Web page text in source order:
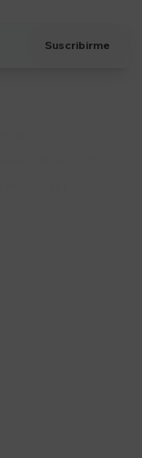
Suscribirme